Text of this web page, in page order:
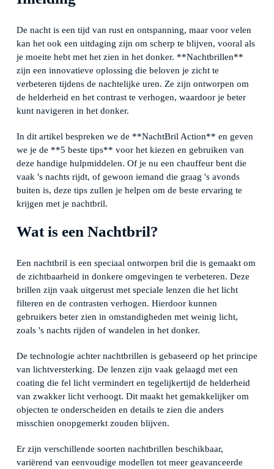
De nacht is een tijd van rust en ontspanning, maar voor velen
kan het ook een uitdaging zijn om scherp te blijven, vooral als
je moeite hebt met het zien in het donker. **Nachtbrillen**
zijn een innovatieve oplossing die beloven je zicht te
verbeteren tijdens de nachtelijke uren. Ze zijn ontworpen om
de helderheid en het contrast te verhogen, waardoor je beter
kunt navigeren in het donker.
In dit artikel bespreken we de **NachtBril Action** en geven
we je de **5 beste tips** voor het kiezen en gebruiken van
deze handige hulpmiddelen. Of je nu een chauffeur bent die
vaak 's nachts rijdt, of gewoon iemand die graag 's avonds
buiten is, deze tips zullen je helpen om de beste ervaring te
krijgen met je nachtbril.
Wat is een Nachtbril?
Een nachtbril is een speciaal ontworpen bril die is gemaakt om
de zichtbaarheid in donkere omgevingen te verbeteren. Deze
brillen zijn vaak uitgerust met speciale lenzen die het licht
filteren en de contrasten verhogen. Hierdoor kunnen
gebruikers beter zien in omstandigheden met weinig licht,
zoals 's nachts rijden of wandelen in het donker.
De technologie achter nachtbrillen is gebaseerd op het principe
van lichtversterking. De lenzen zijn vaak gelaagd met een
coating die fel licht vermindert en tegelijkertijd de helderheid
van zwakker licht verhoogt. Dit maakt het gemakkelijker om
objecten te onderscheiden en details te zien die anders
misschien onopgemerkt zouden blijven.
Er zijn verschillende soorten nachtbrillen beschikbaar,
variërend van eenvoudige modellen tot meer geavanceerde